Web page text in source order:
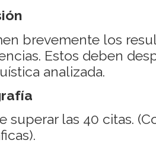
brevemente los
Estos deben
analizada.
superar las 40 citas.